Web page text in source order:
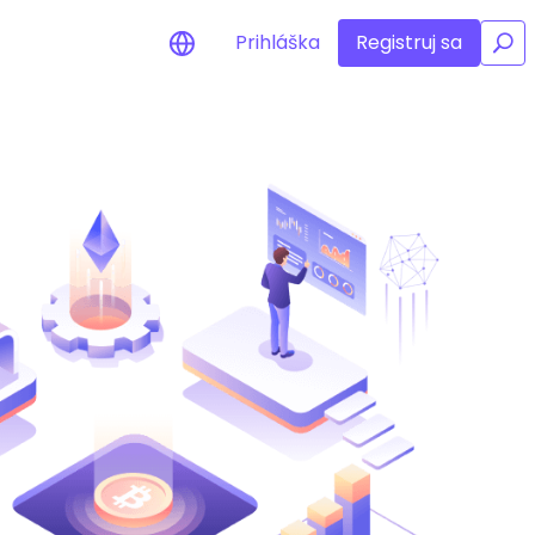
tokenov v reálnom čase
príležitosti
poznatky pre optimálny
Prihláška Registruj sa /